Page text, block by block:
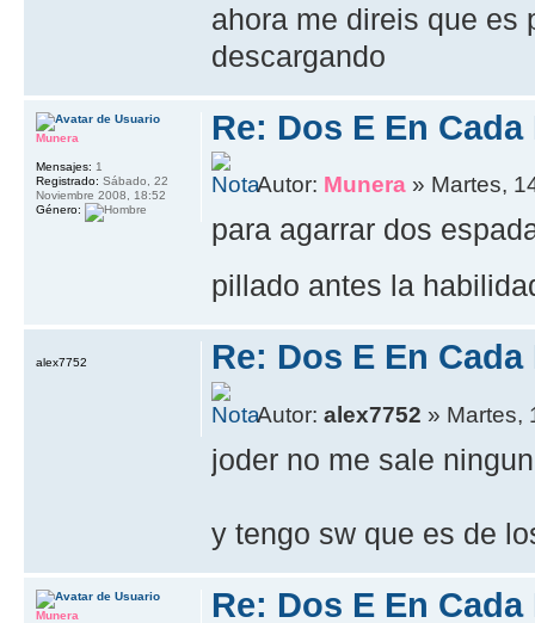
ahora me direis que es
descargando
Re: Dos E En Cada
Autor: Munera » Martes,
para agarrar dos
pillado antes la
Munera
Mensajes: 1
Registrado: Sábado, 22
Noviembre 2008, 18:52
Género:
Re: Dos E En Cada
Autor:alex7752 » Martes,
joder no me sale
y tengo sw que es de
alex7752
Re: Dos E En Cada
Munera